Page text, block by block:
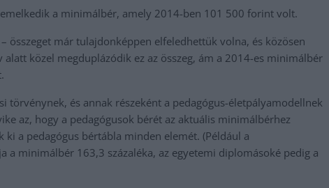
a minimálbér, amely 2014-ben 101 500 forint volt.
összeget már tulajdonképpen elfeledhettük volna, és közösen
közel megduplázódik ez az összeg, ám a 2014-es minimálbér
törvénynek, és annak részeként a pedagógus-életpályamodellnek
az, hogy a pedagógusok bérét az aktuális minimálbérhez
a pedagógus bértábla minden elemét. (Például a
minimálbér 163,3 százaléka, az egyetemi diplomásoké pedig a